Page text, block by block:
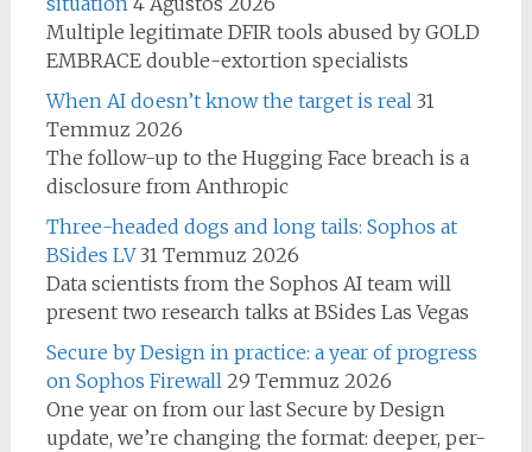
Multiple legitimate DFIR tools abused by GOLD
EMBRACE double-extortion specialists
When AI doesn’t know the target is real 31
Temmuz 2026
The follow-up to the Hugging Face breach is a
disclosure from Anthropic
Three-headed dogs and long tails: Sophos at
BSides LV 31 Temmuz 2026
Data scientists from the Sophos AI team will
present two research talks at BSides Las Vegas
Secure by Design in practice: a year of progress
on Sophos Firewall 29 Temmuz 2026
One year on from our last Secure by Design
update, we’re changing the format: deeper, per-